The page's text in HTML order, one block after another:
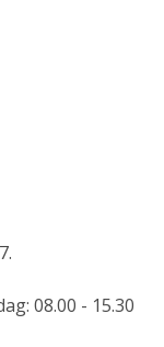
08.00 - 15.30